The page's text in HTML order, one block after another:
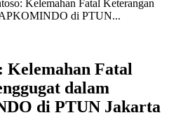
Kelemahan Fatal Keterangan
APKOMINDO di PTUN...
Kelemahan Fatal
dalam
di PTUN Jakarta